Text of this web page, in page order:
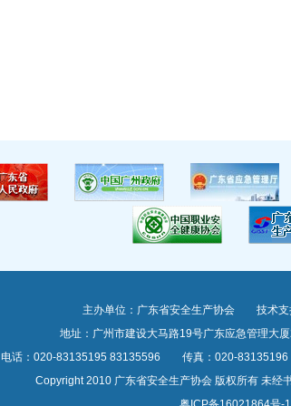
主办单位：广东省安全生产协会 技术支
地址：广州市建设大马路19号广东应急管
电话：020-83135195 83135596 传真：020-
Copyright 2010 广东省安全生产协会 版权所有 未经